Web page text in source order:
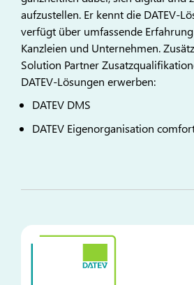
aufzustellen. Er kennt die DATEV-
verfügt über umfassende
Kanzleien und Unternehmen.
Solution Partner
DATEV-Lösungen erwerben:
DATEV DMS
DATEV Eigenorganisation